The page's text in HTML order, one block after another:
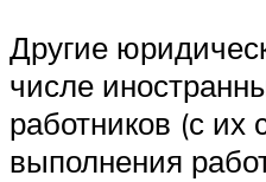
Другие
числе
работников (с их
выполнения